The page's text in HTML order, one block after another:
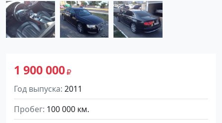
1 900 000
Год выпуска 2011
Пробег 100 000 км.